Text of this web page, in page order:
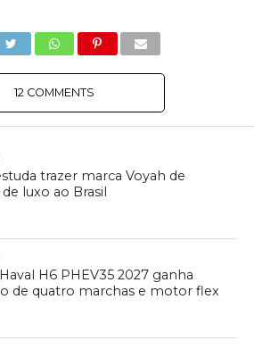
12 COMMENTS
trazer marca Voyah de
luxo ao Brasil
H6 PHEV35 2027 ganha
de quatro marchas e motor flex